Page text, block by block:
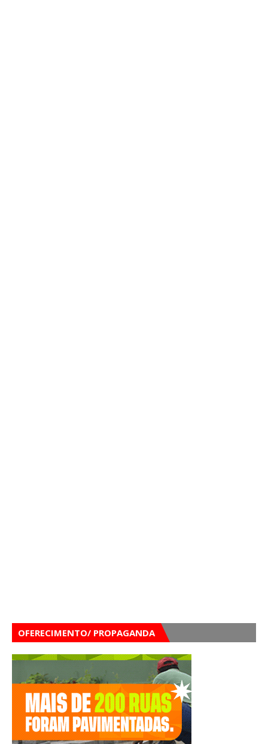
OFERECIMENTO/ PROPAGANDA